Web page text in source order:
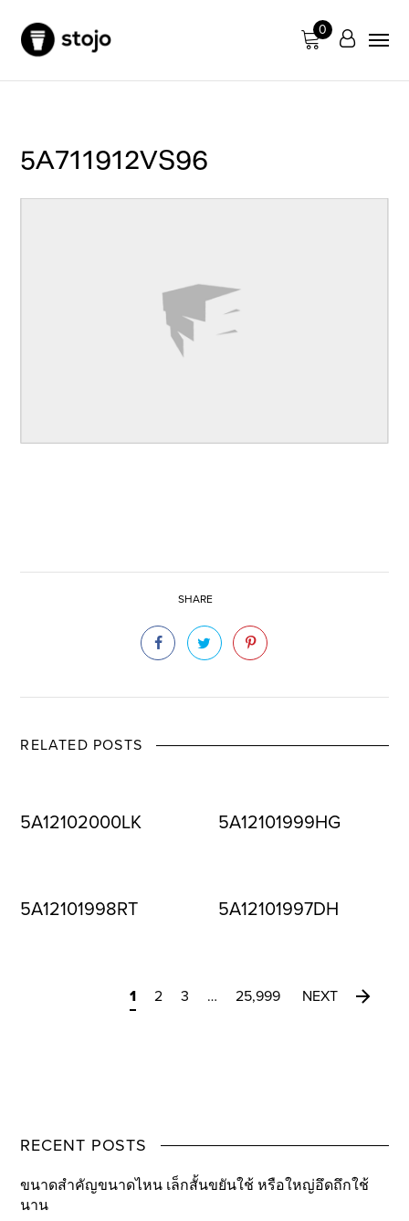
0
5A711912VS96
SHARE
RELATED POSTS
5A12102000LK 5A12101999HG
5A12101998RT 5A12101997DH
1 2 3 … 25,999 NEXT
RECENT POSTS
ขนาดสำคัญขนาดไหน เล็กสั้นขยันใช้ หรือใหญ่อึดถึกใช้
นาน